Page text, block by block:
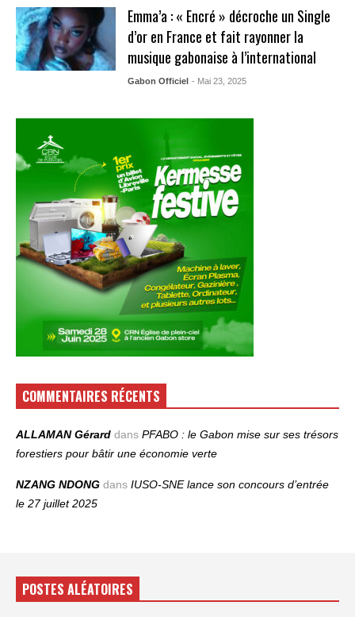
Emma’a : « Encré » décroche un Single
d’or en France et fait rayonner la
musique gabonaise à l’international
Gabon Officiel - Mai 23, 2025
COMMENTAIRES RÉCENTS
ALLAMAN Gérard dans PFABO : le Gabon mise sur ses trésors
forestiers pour bâtir une économie verte
NZANG NDONG dans IUSO‑SNE lance son concours d’entrée
le 27 juillet 2025
POSTES ALÉATOIRES